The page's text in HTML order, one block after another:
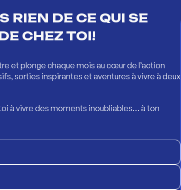
RIEN DE CE QUI SE
CHEZ TOI!
et plonge chaque mois au cœur de l’action
sorties inspirantes et aventures à vivre à deux
à vivre des moments inoubliables… à ton